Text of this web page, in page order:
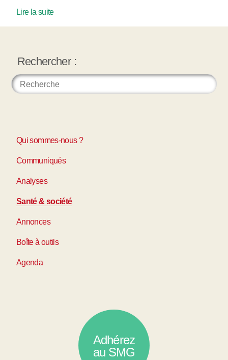
Lire la suite
Rechercher :
Qui sommes-nous ?
Communiqués
Analyses
Santé & société
Annonces
Boîte à outils
Agenda
Adhérez
au SMG